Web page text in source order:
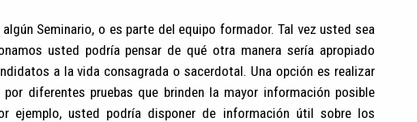
Seminario, o es parte del equipo formador. Tal vez usted sea
usted podría pensar de qué otra manera sería apropiado
a la vida consagrada o sacerdotal. Una opción es realizar
diferentes pruebas que brinden la mayor información posible
ejemplo, usted podría disponer de información útil sobre los